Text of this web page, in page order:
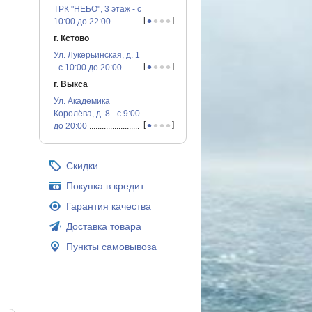
ТРК "НЕБО", 3 этаж - с
10:00 до 22:00...............................................
[•••• ]
г. Кстово
Ул. Лукерьинская, д. 1
- с 10:00 до 20:00...............................................
[•••• ]
г. Выкса
Ул. Академика
Королёва, д. 8 - с 9:00
до 20:00...............................................
[•••• ]
Скидки
Покупка в кредит
Гарантия качества
Доставка товара
Пункты самовывоза